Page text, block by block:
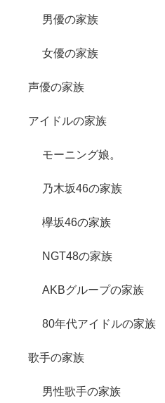
男優の家族
女優の家族
声優の家族
アイドルの家族
モーニング娘。
乃木坂46の家族
欅坂46の家族
NGT48の家族
AKBグループの家族
80年代アイドルの家族
歌手の家族
男性歌手の家族